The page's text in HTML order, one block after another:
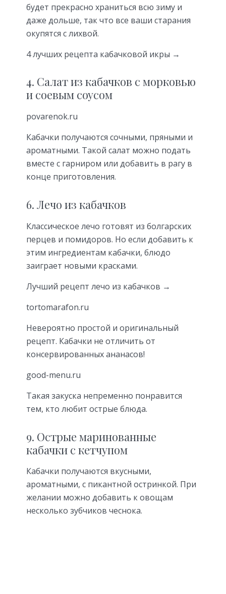
будет прекрасно храниться всю зиму и
даже дольше, так что все ваши старания
окупятся с лихвой.
4 лучших рецепта кабачковой икры →
4. Салат из кабачков с морковью
и соевым соусом
povarenok.ru
Кабачки получаются сочными, пряными и
ароматными. Такой салат можно подать
вместе с гарниром или добавить в рагу в
конце приготовления.
6. Лечо из кабачков
Классическое лечо готовят из болгарских
перцев и помидоров. Но если добавить к
этим ингредиентам кабачки, блюдо
заиграет новыми красками.
Лучший рецепт лечо из кабачков →
tortomarafon.ru
Невероятно простой и оригинальный
рецепт. Кабачки не отличить от
консервированных ананасов!
good-menu.ru
Такая закуска непременно понравится
тем, кто любит острые блюда.
9. Острые маринованные
кабачки с кетчупом
Кабачки получаются вкусными,
ароматными, с пикантной остринкой. При
желании можно добавить к овощам
несколько зубчиков чеснока.